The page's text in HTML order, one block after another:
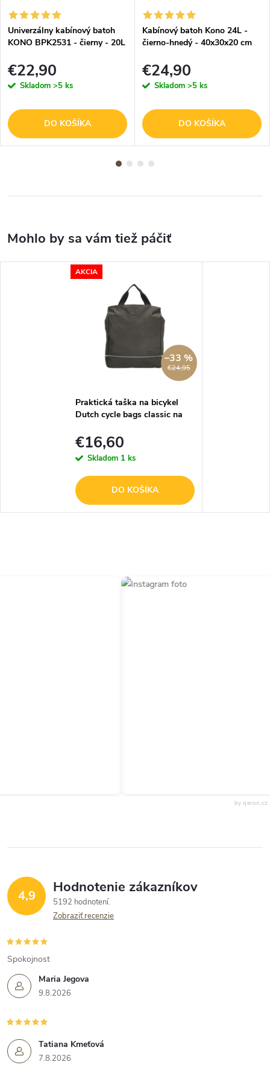
Univerzálny kabínový batoh
KONO BPK2531 - čierny - 20L
€22,90
Skladom >5 ks
DO KOŠÍKA
Kabínový batoh Kono 24L -
čierno-hnedý - 40x30x20 cm
€24,90
Skladom >5 ks
DO KOŠÍKA
AKCIA
€24,95
–33 %
Praktická taška na bicykel
Dutch cycle bags classic na
€16,60
Skladom 1 ks
DO KOŠÍKA
by qeron.cz
4,9 Hodnotenie zákazníkov
5192 hodnotení
Zobraziť recenzie
Maria Jegova
9.8.2026
Spokojnost
Tatiana Kmeťová
7.8.2026